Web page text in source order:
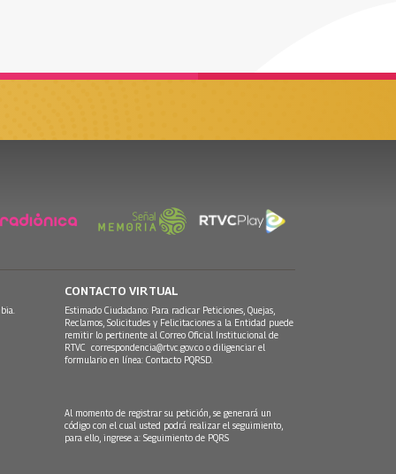
CONTACTO VIRTUAL
Estimado Ciudadano: Para radicar Peticiones, Quejas,
Reclamos, Solicitudes y Felicitaciones a la Entidad puede
remitir lo pertinente al Correo Oficial Institucional de
RTVC correspondencia@rtvc.gov.co o diligenciar el
formulario en línea: Contacto PQRSD.
Al momento de registrar su petición, se generará un
código con el cual usted podrá realizar el seguimiento,
para ello, ingrese a: Seguimiento de PQRS